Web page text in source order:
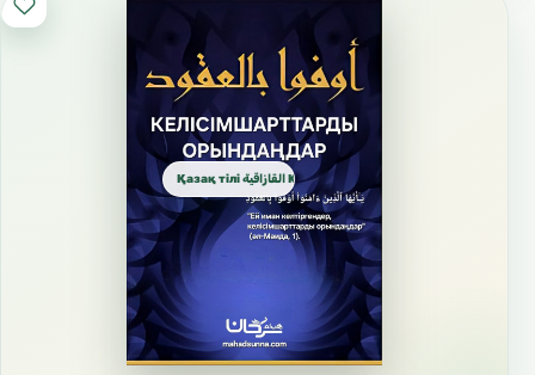
Қазақ тілі القازاقية Kazakh